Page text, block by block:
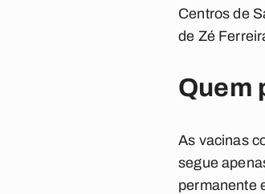
Centros de
de Zé
Quem
As vacinas
segue
permanente